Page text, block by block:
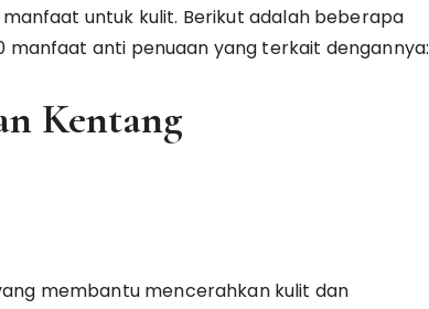
untuk kulit. Berikut adalah beberapa
manfaat anti penuaan yang terkait dengannya:
Kentang
membantu mencerahkan kulit dan